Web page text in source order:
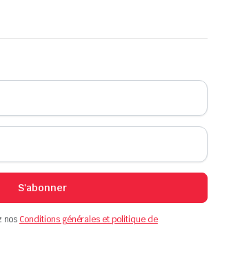
S'abonner
nosConditions générales et politique de